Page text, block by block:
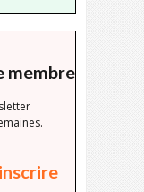
membre